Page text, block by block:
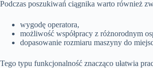
Podczas poszukiwań ciągnika warto również
wygodę operatora,
możliwość współpracy z różnorodnym
dopasowanie rozmiaru maszyny do
Tego typu funkcjonalność znacząco ułatwia